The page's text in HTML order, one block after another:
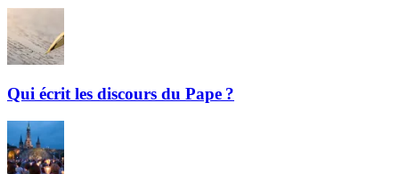
Qui écrit les discours du Pape ?